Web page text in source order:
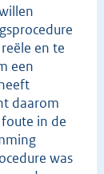
en te
een
daarom
in de
was